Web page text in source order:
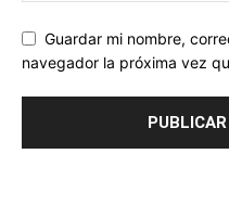
Guardar mi nombre,
navegador la próxima vez